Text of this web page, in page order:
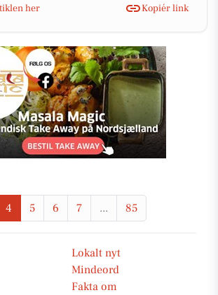
her Kopiér link
4 5 6 7 ... 85
Lokalt nyt
Mindeord
Fakta om